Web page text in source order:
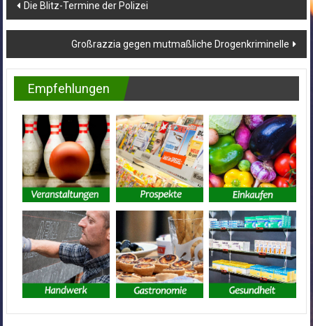
Die Blitz-Termine der Polizei
Großrazzia gegen mutmaßliche Drogenkriminelle
Empfehlungen